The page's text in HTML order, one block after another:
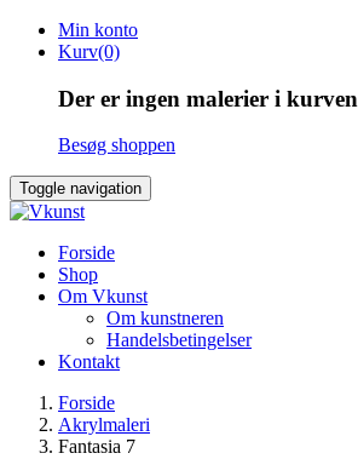
Skip
Min konto
Kurv(0)
Der er ingen malerier i kurven
Besøg shoppen
Toggle navigation
Forside
Shop
Om Vkunst
Om kunstneren
Handelsbetingelser
Kontakt
Forside
Akrylmaleri
Fantasia 7